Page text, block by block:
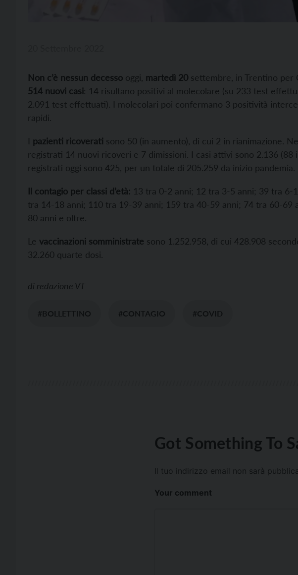
Non c’è nessun decesso oggi, martedì 20 settembre, in Trentino per
514 nuovi casi: 14 risultano positivi al molecolare (su 233 test
2.091 test effettuati). I molecolari poi confermano 3 positività
rapidi.
I pazienti ricoverati sono 50 (in aumento), di cui 2 in rianimazione.
registrati 14 nuovi ricoveri e 7 dimissioni. I casi attivi sono 2.136 (88
registrati oggi sono 425, per un totale di 205.259 da inizio pandemia.
Il contagio per classi d’età: 13 tra 0-2 anni; 12 tra 3-5 anni; 39 tra 6-
tra 14-18 anni; 110 tra 19-39 anni; 159 tra 40-59 anni; 74 tra 60-69
80 anni e oltre.
Le vaccinazioni somministrate sono 1.252.958, di cui 428.908
32.260 quarte dosi.
di redazione VT
#BOLLETTINO #CONTAGIO #COVID
Got Something To
Il tuo indirizzo email non sarà
Your comment